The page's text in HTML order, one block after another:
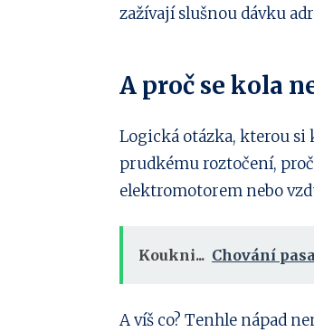
zažívají slušnou dávku
A proč se kola
Logická otázka, kterou si
prudkému roztočení,
elektromotorem nebo
Koukni... Chování
A víš co? Tenhle nápad